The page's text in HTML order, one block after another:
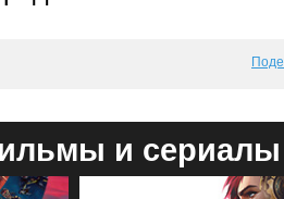
и сериалы